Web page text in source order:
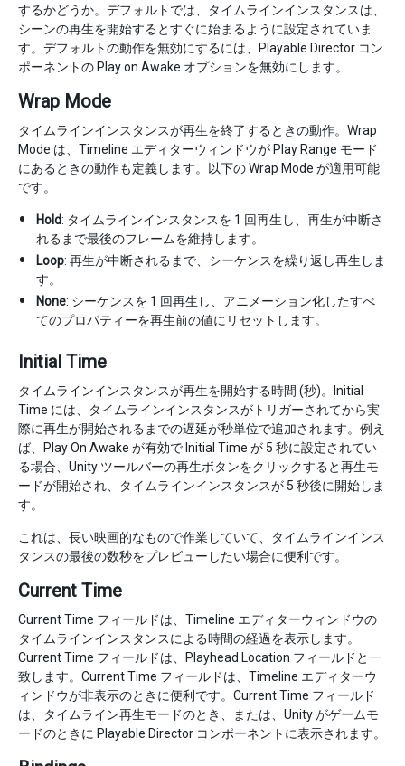
するかどうか。デフォルトでは、タイムラインインスタンスは、
シーンの再生を開始するとすぐに始まるように設定されていま
す。デフォルトの動作を無効にするには、Playable Director コン
ポーネントの Play on Awake オプションを無効にします。
Wrap Mode
タイムラインインスタンスが再生を終了するときの動作。Wrap
Mode は、Timeline エディターウィンドウが Play Range モード
にあるときの動作も定義します。以下の Wrap Mode が適用可能
です。
Hold: タイムラインインスタンスを 1 回再生し、再生が中断さ
れるまで最後のフレームを維持します。
Loop: 再生が中断されるまで、シーケンスを繰り返し再生しま
す。
None: シーケンスを 1 回再生し、アニメーション化したすべ
てのプロパティーを再生前の値にリセットします。
Initial Time
タイムラインインスタンスが再生を開始する時間 (秒)。Initial
Time には、タイムラインインスタンスがトリガーされてから実
際に再生が開始されるまでの遅延が秒単位で追加されます。例え
ば、Play On Awake が有効で Initial Time が 5 秒に設定されてい
る場合、Unity ツールバーの再生ボタンをクリックすると再生モ
ードが開始され、タイムラインインスタンスが 5 秒後に開始しま
す。
これは、長い映画的なもので作業していて、タイムラインインス
タンスの最後の数秒をプレビューしたい場合に便利です。
Current Time
Current Time フィールドは、Timeline エディターウィンドウの
タイムラインインスタンスによる時間の経過を表示します。
Current Time フィールドは、Playhead Location フィールドと一
致します。Current Time フィールドは、Timeline エディターウ
ィンドウが非表示のときに便利です。Current Time フィールド
は、タイムライン再生モードのとき、または、Unity がゲームモ
ードのときに Playable Director コンポーネントに表示されます。